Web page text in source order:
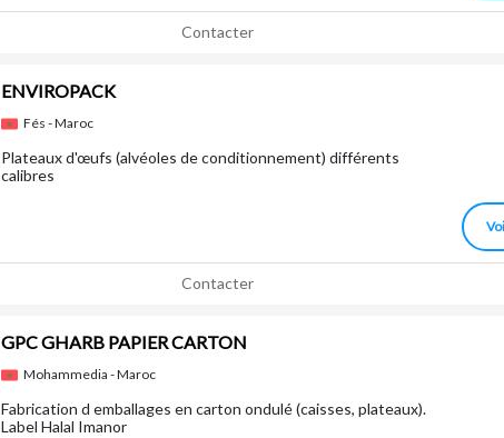
Contacter
ENVIROPACK
Fés - Maroc
Plateaux d'œufs (alvéoles de conditionnement) différents
calibres
Contacter
GPC GHARB PAPIER CARTON
Mohammedia - Maroc
Fabrication d emballages en carton ondulé (caisses, plateaux).
Label Halal Imanor